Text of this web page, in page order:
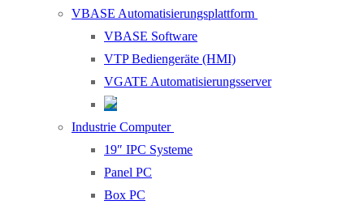
VBASE Automatisierungsplattform
VBASE Software
VTP Bediengeräte (HMI)
VGATE Automatisierungsserver
Industrie Computer
19″ IPC Systeme
Panel PC
Box PC